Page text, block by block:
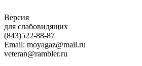
Версия
для слабовидящих
(843)522-88-87
Email: moyagaz@mail.ru
veteran@rambler.ru